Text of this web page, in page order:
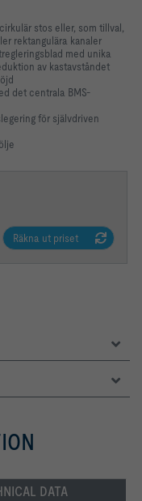
stos eller, som tillval,
rektangulära kanaler
med unika
av kastavståndet
det centrala BMS-
för självdriven
Räkna ut priset
DATA